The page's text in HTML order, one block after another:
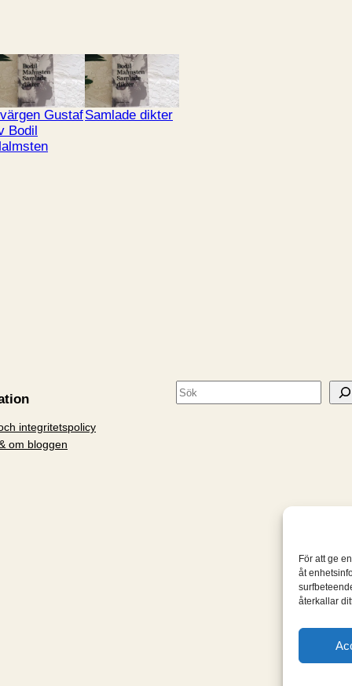
För att ge
åt
återkallar
Gustaf
Bodil
Samlade dikter
integritetspolicy
om bloggen
S